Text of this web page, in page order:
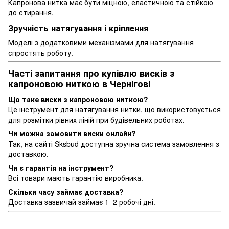
Капронова нитка має бути міцною, еластичною та стійкою
до стирання.
Зручність натягування і кріплення
Моделі з додатковими механізмами для натягування
спростять роботу.
Часті запитання про купівлю висків з
капроновою ниткою в Чернігові
Що таке виски з капроновою ниткою?
Це інструмент для натягування нитки, що використовується
для розмітки рівних ліній при будівельних роботах.
Чи можна замовити виски онлайн?
Так, на сайті Sksbud доступна зручна система замовлення з
доставкою.
Чи є гарантія на інструмент?
Всі товари мають гарантію виробника.
Скільки часу займає доставка?
Доставка зазвичай займає 1–2 робочі дні.